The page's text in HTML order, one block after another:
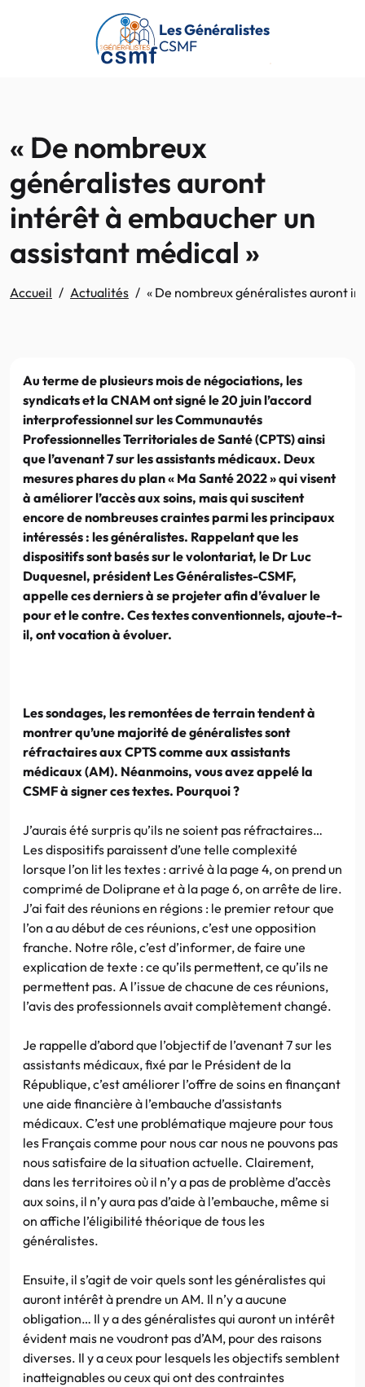
Passer au contenu principal
Les Généralistes
CSMF
« De nombreux
généralistes auront
intérêt à embaucher un
assistant médical »
Accueil Actualités « De nombreux généralistes auront
Au terme de plusieurs mois de négociations, les
syndicats et la CNAM ont signé le 20 juin l’accord
interprofessionnel sur les Communautés
Professionnelles Territoriales de Santé (CPTS) ainsi
que l’avenant 7 sur les assistants médicaux. Deux
mesures phares du plan « Ma Santé 2022 » qui visent
à améliorer l’accès aux soins, mais qui suscitent
encore de nombreuses craintes parmi les principaux
intéressés : les généralistes. Rappelant que les
dispositifs sont basés sur le volontariat, le Dr Luc
Duquesnel, président Les Généralistes-CSMF,
appelle ces derniers à se projeter afin d’évaluer le
pour et le contre. Ces textes conventionnels, ajoute-t-
il, ont vocation à évoluer.
Les sondages, les remontées de terrain tendent à
montrer qu’une majorité de généralistes sont
réfractaires aux CPTS comme aux assistants
médicaux (AM). Néanmoins, vous avez appelé la
CSMF à signer ces textes. Pourquoi ?
J’aurais été surpris qu’ils ne soient pas réfractaires…
Les dispositifs paraissent d’une telle complexité
lorsque l’on lit les textes : arrivé à la page 4, on prend un
comprimé de Doliprane et à la page 6, on arrête de lire.
J’ai fait des réunions en régions : le premier retour que
l’on a au début de ces réunions, c’est une opposition
franche. Notre rôle, c’est d’informer, de faire une
explication de texte : ce qu’ils permettent, ce qu’ils ne
permettent pas. A l’issue de chacune de ces réunions,
l’avis des professionnels avait complètement changé.
Je rappelle d’abord que l’objectif de l’avenant 7 sur les
assistants médicaux, fixé par le Président de la
République, c’est améliorer l’offre de soins en finançant
une aide financière à l’embauche d’assistants
médicaux. C’est une problématique majeure pour tous
les Français comme pour nous car nous ne pouvons pas
nous satisfaire de la situation actuelle. Clairement,
dans les territoires où il n’y a pas de problème d’accès
aux soins, il n’y aura pas d’aide à l’embauche, même si
on affiche l’éligibilité théorique de tous les
généralistes.
Ensuite, il s’agit de voir quels sont les généralistes qui
auront intérêt à prendre un AM. Il n’y a aucune
obligation… Il y a des généralistes qui auront un intérêt
évident mais ne voudront pas d’AM, pour des raisons
diverses. Il y a ceux pour lesquels les objectifs semblent
inatteignables ou ceux qui ont des contraintes